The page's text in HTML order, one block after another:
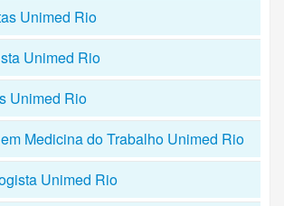
Unimed Rio
Unimed Rio
Unimed Rio
Medicina do Trabalho Unimed Rio
Unimed Rio